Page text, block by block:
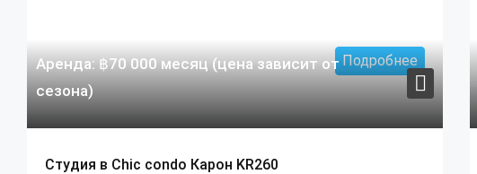
Подробнее
Аренда: ฿70 000 месяц (цена зависит от
сезона)
Студия в Chic condo Карон KR260